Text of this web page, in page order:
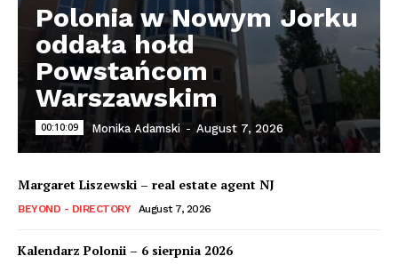
Polonia w Nowym Jorku
oddała hołd
Powstańcom
Warszawskim
00:10:09 Monika Adamski - August 7, 2026
Margaret Liszewski – real estate agent NJ
BEYOND - DIRECTORY August 7, 2026
Kalendarz Polonii – 6 sierpnia 2026